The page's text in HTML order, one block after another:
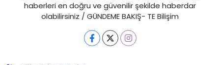
haberleri en doğru ve güvenilir şekilde haberdar
olabilirsiniz / GÜNDEME BAKIŞ- TE Bilişim